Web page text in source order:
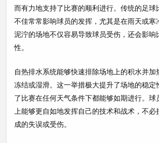
而有力地支持了比赛的顺利进行。传统的足球
不佳常常影响球员的发挥，尤其是在雨天或寒
泥泞的场地不仅容易导致球员受伤，还会影响
性。
自热排水系统能够快速排除场地上的积水并
冻结或湿滑。这一举措极大提升了场地的稳定
了比赛在任何天气条件下都能够如期进行。球
上能够更自如地发挥自己的技术和战术，不必
成的失误或受伤。